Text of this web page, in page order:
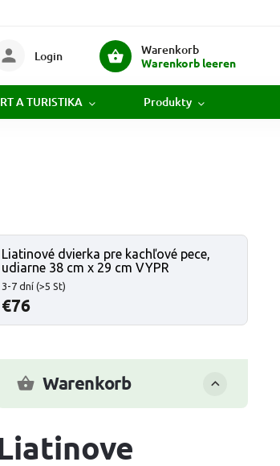
Warenkorb
Warenkorb leeren
Login
A TURISTIKA Produkty
Liatinové dvierka pre kachľové pece,
udiarne 38 cm x 29 cm VYPR
3-7 dní (>5 St)
€76
Warenkorb